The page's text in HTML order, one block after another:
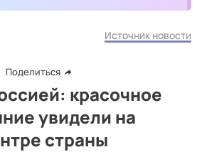
Источник новости
Поделиться
красочное
увидели на
страны